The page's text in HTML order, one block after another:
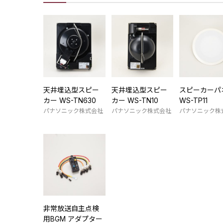
天井埋込型スピー
カー WS-TN630
パナソニック株式会社
天井埋込型スピー
カー WS-TN10
パナソニック株式会社
スピーカーパ
WS-TP11
パナソニック株
非常放送自主点検
用BGM アダプター